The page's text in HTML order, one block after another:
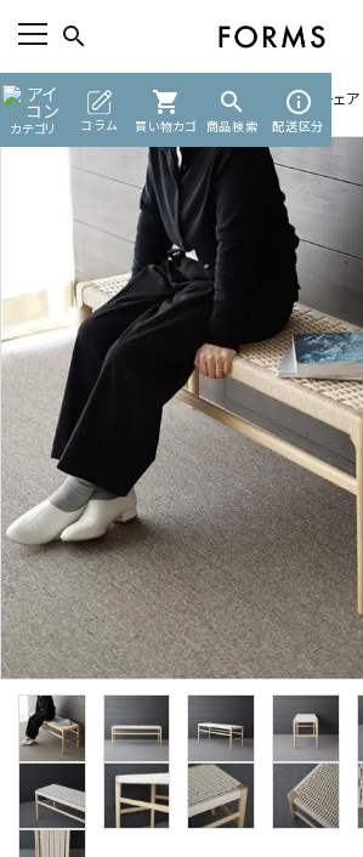
search
カテゴリ コラム
shopping_cart
買い物カゴ
search
商品検索
info_outline
配送区分
ACCOUNT MENU
ようこそ ゲスト 様
person 新規会員登録
search
カテゴリーから探す
素材から選ぶ
インフォメーション
TOP チェア・ベンチ・スツール ベンチチェア